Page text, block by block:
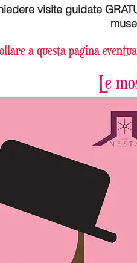
visite guidate
a questa pagina
Le